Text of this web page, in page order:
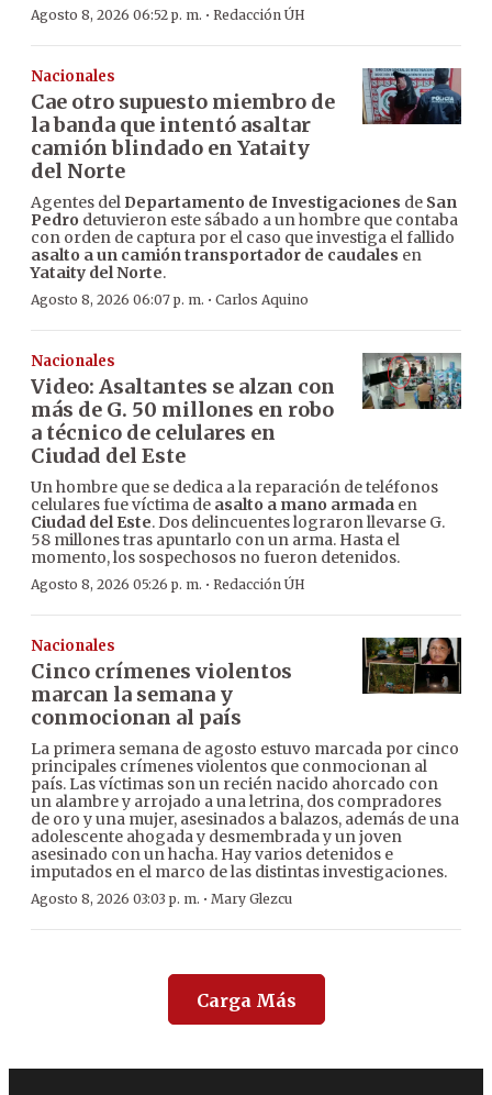
Agosto 8, 2026 06:52 p. m. · Redacción ÚH
Nacionales
Cae otro supuesto miembro de
la banda que intentó asaltar
camión blindado en Yataity
del Norte
Agentes del Departamento de Investigaciones de San
Pedro detuvieron este sábado a un hombre que contaba
con orden de captura por el caso que investiga el fallido
asalto a un camión transportador de caudales en
Yataity del Norte.
Agosto 8, 2026 06:07 p. m. · Carlos Aquino
Nacionales
Video: Asaltantes se alzan con
más de G. 50 millones en robo
a técnico de celulares en
Ciudad del Este
Un hombre que se dedica a la reparación de teléfonos
celulares fue víctima de asalto a mano armada en
Ciudad del Este. Dos delincuentes lograron llevarse G.
58 millones tras apuntarlo con un arma. Hasta el
momento, los sospechosos no fueron detenidos.
Agosto 8, 2026 05:26 p. m. · Redacción ÚH
Nacionales
Cinco crímenes violentos
marcan la semana y
conmocionan al país
La primera semana de agosto estuvo marcada por cinco
principales crímenes violentos que conmocionan al
país. Las víctimas son un recién nacido ahorcado con
un alambre y arrojado a una letrina, dos compradores
de oro y una mujer, asesinados a balazos, además de una
adolescente ahogada y desmembrada y un joven
asesinado con un hacha. Hay varios detenidos e
imputados en el marco de las distintas investigaciones.
Agosto 8, 2026 03:03 p. m. · Mary Glezcu
Carga Más